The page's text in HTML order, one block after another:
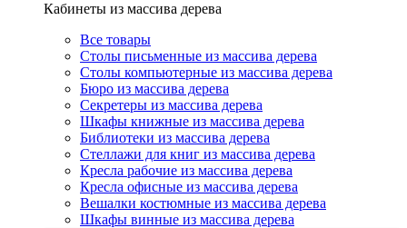
Кабинеты из массива дерева
Все товары
Столы письменные из массива дерева
Столы компьютерные из массива дерева
Бюро из массива дерева
Секретеры из массива дерева
Шкафы книжные из массива дерева
Библиотеки из массива дерева
Стеллажи для книг из массива дерева
Кресла рабочие из массива дерева
Кресла офисные из массива дерева
Вешалки костюмные из массива дерева
Шкафы винные из массива дерева